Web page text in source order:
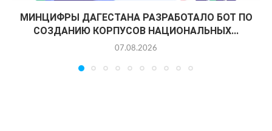
МИНЦИФРЫ ДАГЕСТАНА РАЗРАБОТАЛО БОТ ПО
СОЗДАНИЮ КОРПУСОВ НАЦИОНАЛЬНЫХ...
07.08.2026